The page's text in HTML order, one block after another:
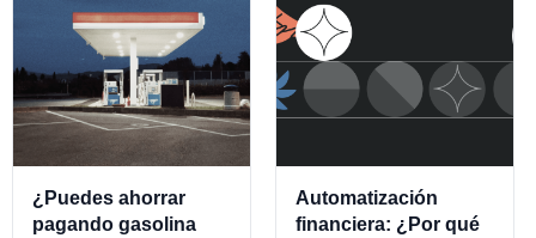
¿Puedes ahorrar
pagando gasolina
Automatización
financiera: ¿Por qué